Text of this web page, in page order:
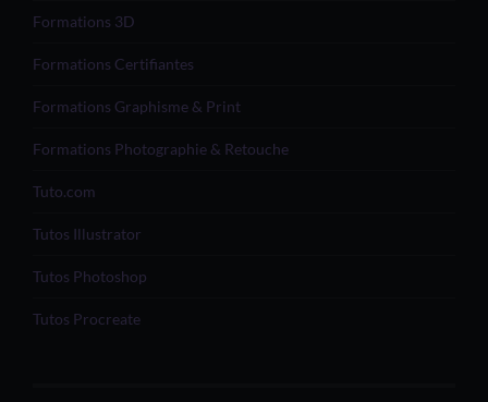
Formations 3D
Formations Certifiantes
Formations Graphisme & Print
Formations Photographie & Retouche
Tuto.com
Tutos Illustrator
Tutos Photoshop
Tutos Procreate